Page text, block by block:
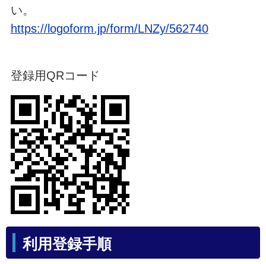
い。
https://logoform.jp/form/LNZy/562740
登録用QRコード
利用登録手順